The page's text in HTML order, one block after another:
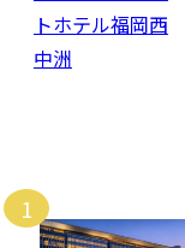
トホテル福岡西
中洲
1